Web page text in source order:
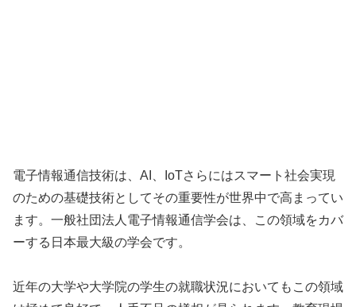
電子情報通信技術は、AI、IoTさらにはスマート社会実現
のための基礎技術としてその重要性が世界中で高まってい
ます。一般社団法人電子情報通信学会は、この領域をカバ
ーする日本最大級の学会です。
近年の大学や大学院の学生の就職状況においてもこの領域